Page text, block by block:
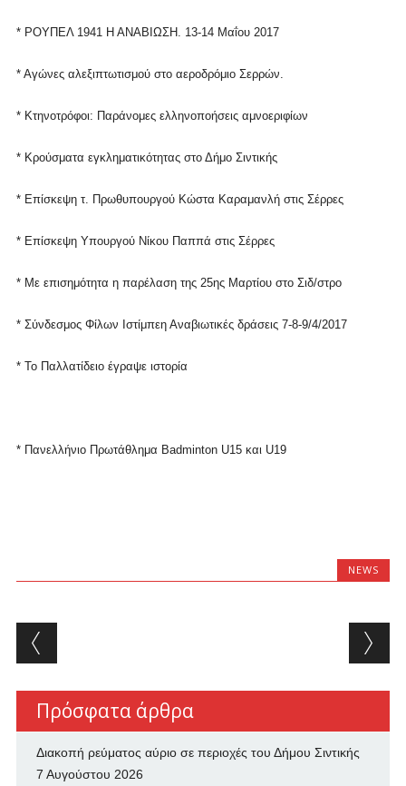
* ΡΟΥΠΕΛ 1941 Η ΑΝΑΒΙΩΣΗ. 13-14 Μαΐου 2017
* Αγώνες αλεξιπτωτισμού στο αεροδρόμιο Σερρών.
* Κτηνοτρόφοι: Παράνομες ελληνοποήσεις αμνοεριφίων
* Κρούσματα εγκληματικότητας στο Δήμο Σιντικής
* Επίσκεψη τ. Πρωθυπουργού Κώστα Καραμανλή στις Σέρρες
* Επίσκεψη Υπουργού Νίκου Παππά στις Σέρρες
* Με επισημότητα η παρέλαση της 25ης Μαρτίου στο Σιδ/στρο
* Σύνδεσμος Φίλων Ιστίμπεη Αναβιωτικές δράσεις 7-8-9/4/2017
* Το Παλλατίδειο έγραψε ιστορία
* Πανελλήνιο Πρωτάθλημα Badminton U15 και U19
NEWS
Post navigation
Πρόσφατα άρθρα
Διακοπή ρεύματος αύριο σε περιοχές του Δήμου Σιντικής
7 Αυγούστου 2026